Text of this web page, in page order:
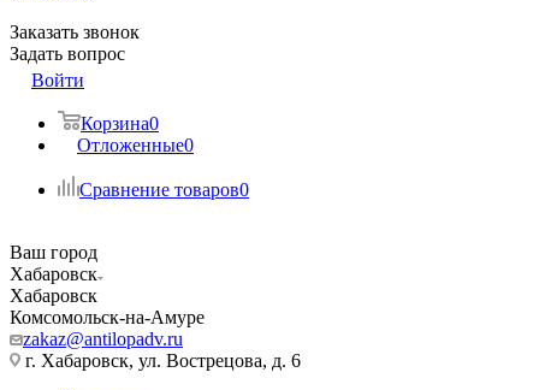
Заказать звонок
Задать вопрос
Войти
Корзина0
Отложенные0
Сравнение товаров0
Ваш город
Хабаровск
Хабаровск
Комсомольск-на-Амуре
zakaz@antilopadv.ru
г. Хабаровск, ул. Вострецова, д. 6